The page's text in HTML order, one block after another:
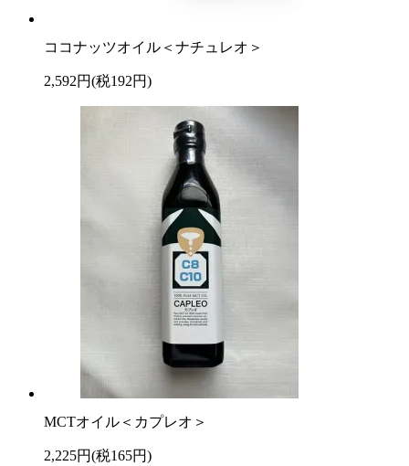
ココナッツオイル＜ナチュレオ＞
2,592円(税192円)
MCTオイル＜カプレオ＞
2,225円(税165円)